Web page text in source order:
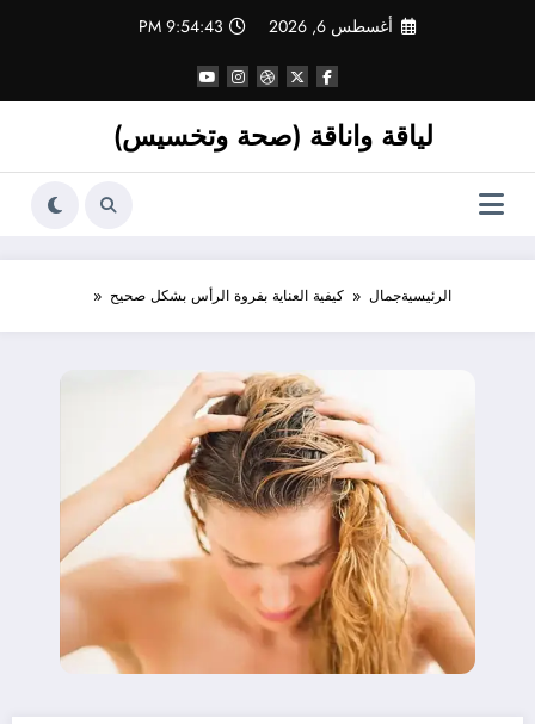
أغسطس 6, 2026 9:54:44 PM
لياقة واناقة (صحة وتخسيس)
الرئيسيةجمال كيفية العناية بفروة الرأس بشكل صحيح